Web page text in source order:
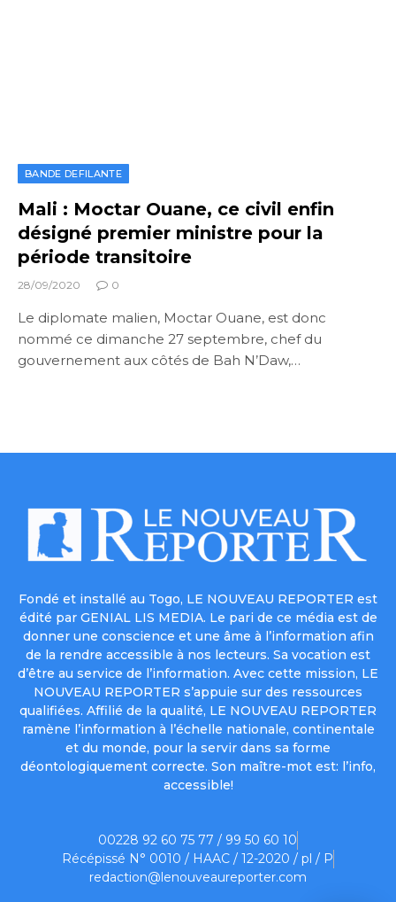
BANDE DEFILANTE
Mali : Moctar Ouane, ce civil enfin
désigné premier ministre pour la
période transitoire
28/09/2020 0
Le diplomate malien, Moctar Ouane, est donc
nommé ce dimanche 27 septembre, chef du
gouvernement aux côtés de Bah N’Daw,…
Fondé et installé au Togo, LE NOUVEAU REPORTER est
édité par GENIAL LIS MEDIA. Le pari de ce média est de
donner une conscience et une âme à l’information afin
de la rendre accessible à nos lecteurs. Sa vocation est
d’être au service de l’information. Avec cette mission, LE
NOUVEAU REPORTER s’appuie sur des ressources
qualifiées. Affilié de la qualité, LE NOUVEAU REPORTER
ramène l’information à l’échelle nationale, continentale
et du monde, pour la servir dans sa forme
déontologiquement correcte. Son maître-mot est: l’info,
accessible!
00228 92 60 75 77 / 99 50 60 10
Récépissé N° 0010 / HAAC / 12-2020 / pl / P
redaction@lenouveaureporter.com